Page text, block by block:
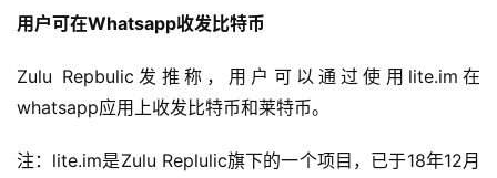
用户可在Whatsapp收发比特币
Zulu Repbulic发推称，用户可以通过使用lite.im在
whatsapp应用上收发比特币和莱特币。
注：lite.im是Zulu Replulic旗下的一个项目，已于18年12月